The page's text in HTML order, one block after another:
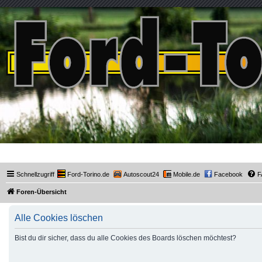
Ford-Torino.de
Schnellzugriff Ford-Torino.de Autoscout24 Mobile.de Facebook
Foren-Übersicht
Alle Cookies löschen
Bist du dir sicher, dass du alle Cookies des Boards löschen möchtest?